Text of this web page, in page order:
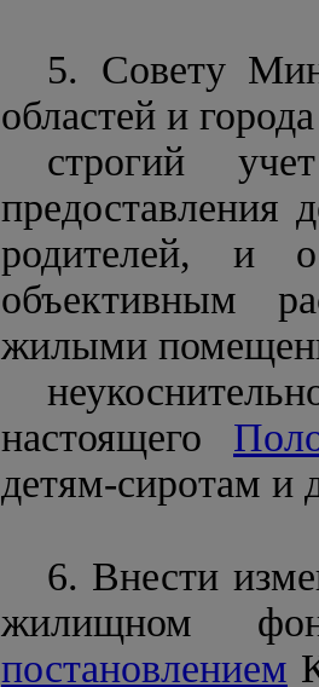
5. Совету
областей и
строгий
предоставления
родителей, и
объективным
жилыми
настоящего
детям-сиротам и
6. Внести
жилищном
постановлением